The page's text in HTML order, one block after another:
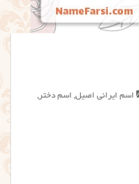
اسم ایرانی اصیل, اسم دختر ,